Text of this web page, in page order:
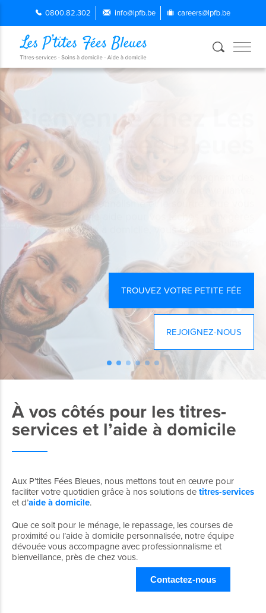
0800.82.302 info@lpfb.be careers@lpfb.be
Et si on s’occupait
de tout ?
Titres-services, aide et soins à domicile : Les P’tites
Fées Bleues prennent soin de vous, partout en
TROUVEZ VOTRE PETITE FÉE
REJOIGNEZ-NOUS
À vos côtés pour les titres-
services et l’aide à domicile
Aux P’tites Fées Bleues, nous mettons tout en œuvre pour
faciliter votre quotidien grâce à nos solutions de titres-services
et d’aide à domicile.
Que ce soit pour le ménage, le repassage, les courses de
proximité ou l’aide à domicile personnalisée, notre équipe
dévouée vous accompagne avec professionnalisme et
bienveillance, près de chez vous.
Contactez-nous